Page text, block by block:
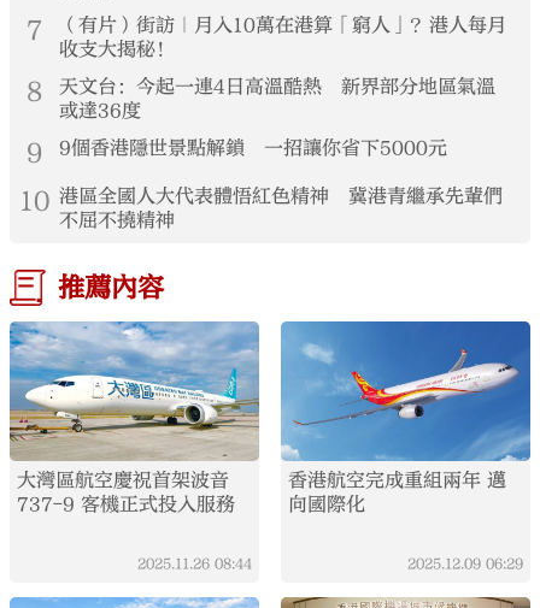
7
（有片）街訪｜月入10萬在港算「窮人」？港人每月
收支大揭秘！
8
天文台：今起一連4日高溫酷熱 新界部分地區氣溫
或達36度
9 9個香港隱世景點解鎖 一招讓你省下5000元
10 港區全國人大代表體悟紅色精神 冀港青繼承先輩們
不屈不撓精神
推薦內容
大灣區航空慶祝首架波音
737-9 客機正式投入服務
2025.11.26 08:44
香港航空完成重組兩年 邁
向國際化
2025.12.09 06:29